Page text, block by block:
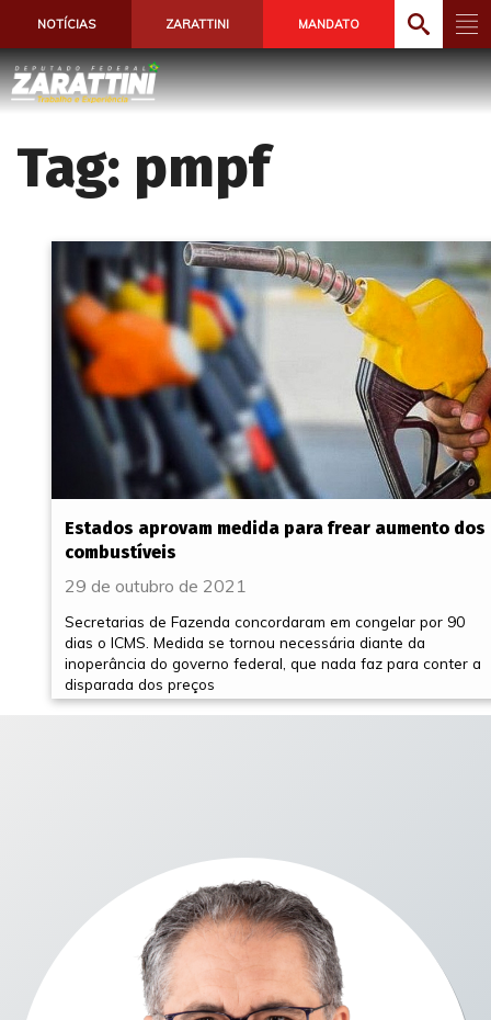
NOTÍCIAS ZARATTINI MANDATO
Tag: pmpf
Estados aprovam medida para frear aumento dos
combustíveis
29 de outubro de 2021
Secretarias de Fazenda concordaram em congelar por 90
dias o ICMS. Medida se tornou necessária diante da
inoperância do governo federal, que nada faz para conter a
disparada dos preços